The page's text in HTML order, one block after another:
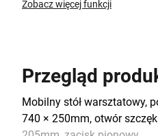
Zobacz więcej funkcji
Przegląd
Mobilny stół warsztatowy,
740 × 250mm, otwór